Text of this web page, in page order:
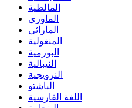
المالطية
الماوري
الماراثى
المنغولية
البورمية
النيبالية
النرويجية
الباشتو
اللغة الفارسية